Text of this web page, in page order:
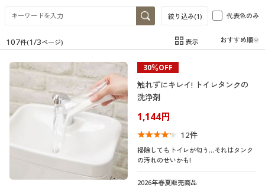
メンズ下着
ジュニア・ティーンズ下着
メンズファッション
メンズ下着
家電・雑貨すべて
家電
キッチン・雑貨・日用品
寝具・インテリア・家具
寝具・インテリア・家具通販すべて
家具・収納
寝具・ベッド
カーテン・ラグ・ファブリック
美容・健康
美容・健康通販すべて
美容・健康・サプリメント
制服・スクール
制服・スクールすべて
ジュニア・ティーンズ下着
大きいサイズ
大きいサイズ レディース服
バーゲンセール
絞り込み(1) 代表色のみ
在庫 在庫のある商品のみ表示
カテゴリ
(4〜4.9)
107件(1/3ページ) 表示
30％OFF
触れずにキレイ! トイレタンクの
洗浄剤
1,144円
12件
掃除してもトイレが匂う…それはタンク
の汚れのせいかも!
2026年春夏販売商品